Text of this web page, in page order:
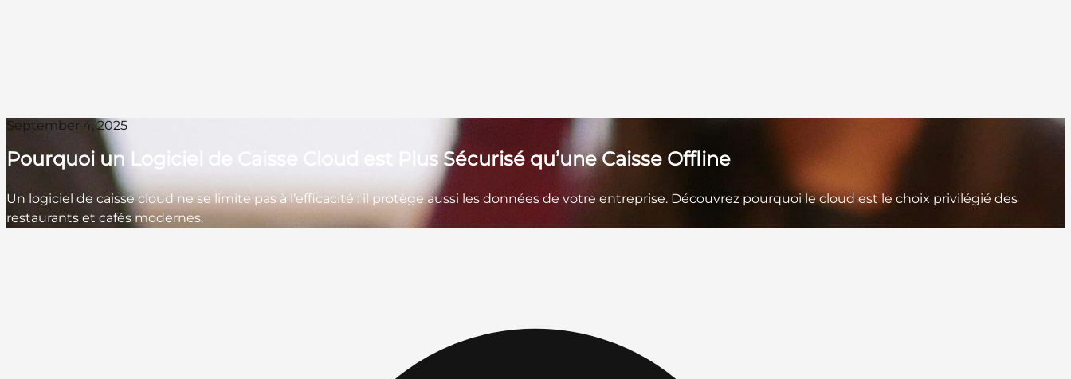
September 4, 2025
Pourquoi un Logiciel de Caisse Cloud est Plus Sécurisé qu’une Caisse Offline
Un logiciel de caisse cloud ne se limite pas à l’efficacité : il protège aussi les données de votre entreprise. Découvrez pourquoi le cloud est le choix privilégié des
restaurants et cafés modernes.